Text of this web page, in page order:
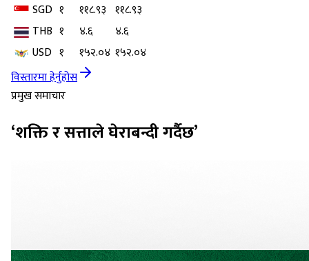
SGD १ ११८.९३ ११८.९३
THB १ ४.६
४.६
USD १ १५२.०४ १५२.०४
विस्तारमा हेर्नुहोस
प्रमुख समाचार
‘शक्ति र सत्ताले घेराबन्दी गर्दैछ’